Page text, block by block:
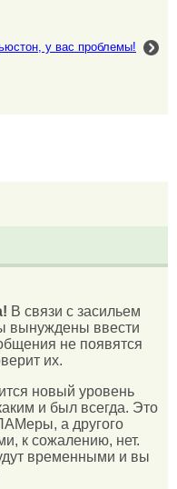
у вас проблемы!
В связи с засильем
вынуждены ввести
не появятся
их.
новый уровень
и был всегда. Это
а другого
к сожалению, нет.
временными и вы